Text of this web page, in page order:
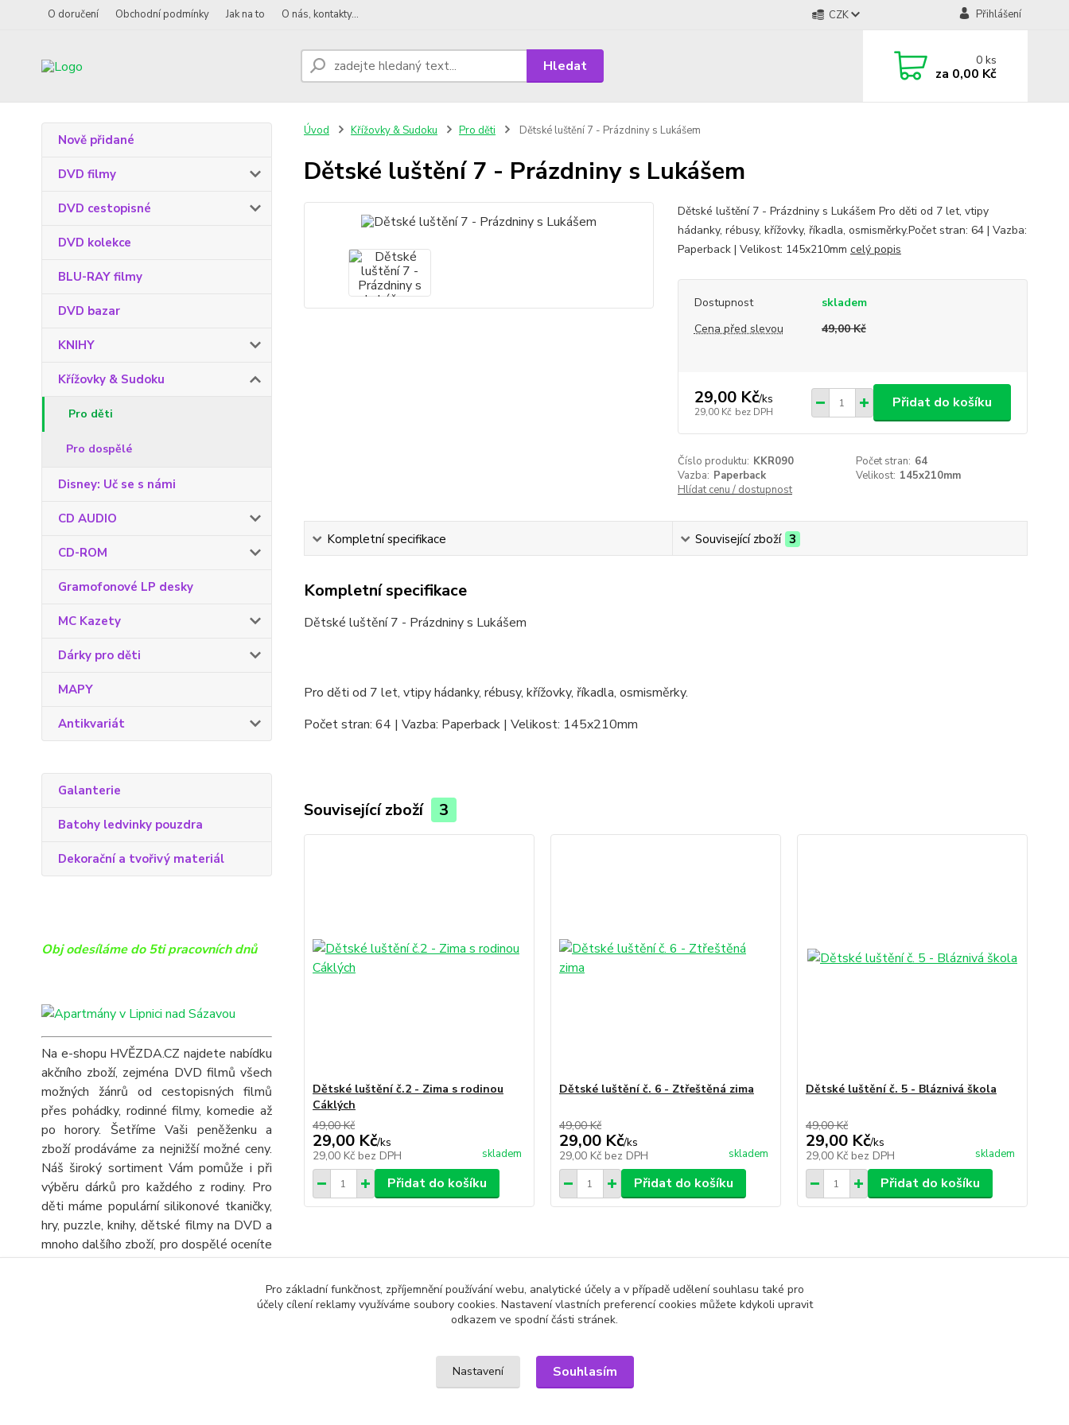
O doručení Obchodní podmínky Jak na to O nás, kontakty... CZK Přihlášení
Hledat 0ks
za 0,00 Kč
Nově přidané
DVD filmy
DVD cestopisné
DVD kolekce
BLU-RAY filmy
DVD bazar
KNIHY
Křížovky & Sudoku
Pro děti
Pro dospělé
Disney: Uč se s námi
CD AUDIO
CD-ROM
Gramofonové LP desky
MC Kazety
Dárky pro děti
MAPY
Antikvariát
Galanterie
Batohy ledvinky pouzdra
Dekorační a tvořivý materiál
Obj odesíláme do 5ti pracovních dnů
Na e-shopu HVĚZDA.CZ najdete nabídku
akčního zboží, zejména DVD filmů všech
možných žánrů od cestopisných filmů
přes pohádky, rodinné filmy, komedie až
po horory. Šetříme Vaši peněženku a
zboží prodáváme za nejnižší možné ceny.
Náš široký sortiment Vám pomůže i při
výběru dárků pro každého z rodiny. Pro
děti máme populární silikonové tkaničky,
hry, puzzle, knihy, dětské filmy na DVD a
mnoho dalšího zboží, pro dospělé oceníte
velký výběr knih, DVD filmů, turistických
map a automap a seniory potěšíme
obrovskou nabídkou různých křížovek a
Úvod Křížovky & Sudoku Pro děti Dětské luštění 7 - Prázdniny s Lukášem
Dětské luštění 7 - Prázdniny s Lukášem
Dětské luštění 7 - Prázdniny s Lukášem Pro děti od 7 let, vtipy
hádanky, rébusy, křížovky, říkadla, osmisměrky.Počet stran: 64 | Vazba:
Paperback | Velikost: 145x210mm celý popis
Dostupnost
skladem
Cena před slevou
49,00 Kč
29,00 Kč/ks
29,00 Kč bez DPH
Přidat do košíku
Číslo produktu: KKR090 Počet stran: 64
Vazba: Paperback Velikost: 145x210mm
Hlídat cenu / dostupnost
Kompletní specifikace Související zboží 3
Kompletní specifikace
Dětské luštění 7 - Prázdniny s Lukášem
Pro děti od 7 let, vtipy hádanky, rébusy, křížovky, říkadla, osmisměrky.
Počet stran: 64 | Vazba: Paperback | Velikost: 145x210mm
Související zboží 3
Dětské luštění č.2 - Zima s rodinou
Cáklých
49,00 Kč
29,00 Kč/ks
29,00 Kč bez DPH skladem
Přidat do košíku
Dětské luštění č. 6 - Ztřeštěná zima
49,00 Kč
29,00 Kč/ks
29,00 Kč bez DPH skladem
Přidat do košíku
Dětské luštění č. 5 - Bláznivá škola
49,00 Kč
29,00 Kč/ks
29,00 Kč bez DPH skladem
Přidat do košíku
Zboží zařazeno v kategoriích
Pro děti
Pro základní funkčnost, zpříjemnění používání webu, analytické účely a v případě udělení souhlasu také pro
účely cílení reklamy využíváme soubory cookies. Nastavení vlastních preferencí cookies můžete kdykoli upravit
odkazem ve spodní části stránek.
Nastavení Souhlasím